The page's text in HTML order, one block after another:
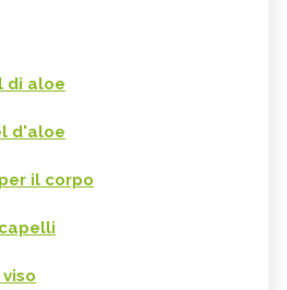
di aloe
d'aloe
il corpo